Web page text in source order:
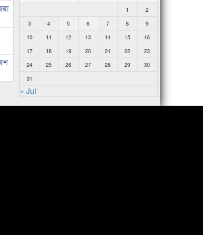
1
2
3
4 5 6 7 8
9
10
11 12 13 14 15
16
17
18 19 20 21 22
23
24
25 26 27 28 29
30
31
« Jul